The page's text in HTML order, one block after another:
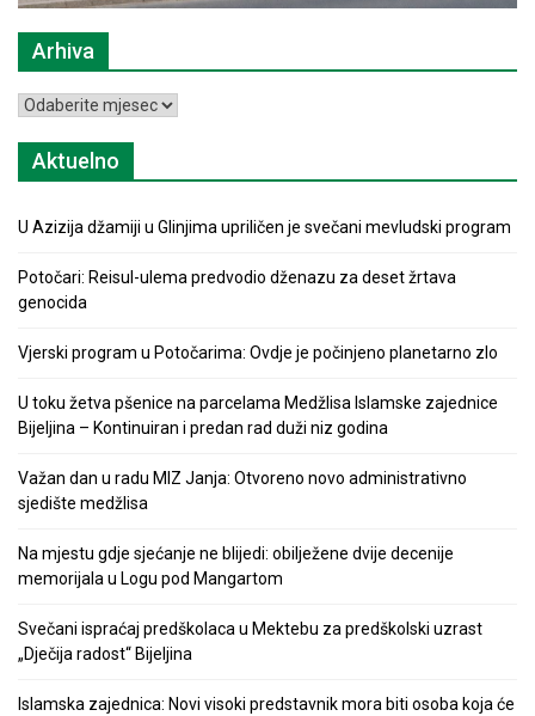
Arhiva
Arhiva
Aktuelno
U Azizija džamiji u Glinjima upriličen je svečani mevludski program
Potočari: Reisul-ulema predvodio dženazu za deset žrtava
genocida
Vjerski program u Potočarima: Ovdje je počinjeno planetarno zlo
U toku žetva pšenice na parcelama Medžlisa Islamske zajednice
Bijeljina – Kontinuiran i predan rad duži niz godina
Važan dan u radu MIZ Janja: Otvoreno novo administrativno
sjedište medžlisa
Na mjestu gdje sjećanje ne blijedi: obilježene dvije decenije
memorijala u Logu pod Mangartom
Svečani ispraćaj predškolaca u Mektebu za predškolski uzrast
„Dječija radost“ Bijeljina
Islamska zajednica: Novi visoki predstavnik mora biti osoba koja će